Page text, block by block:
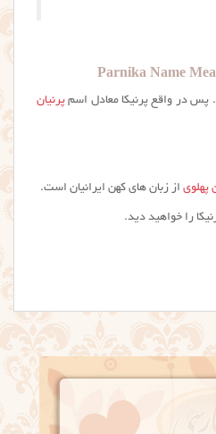
پس در واقع پرنيكا معادل اسم پرنیان
پهلوی از زبان های کهن ایرانیان است.
را خواهید دید.